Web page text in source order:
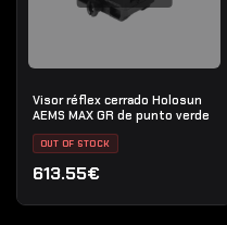
Visor réflex cerrado Holosun
AEMS MAX GR de punto verde
OUT OF STOCK
613.55€